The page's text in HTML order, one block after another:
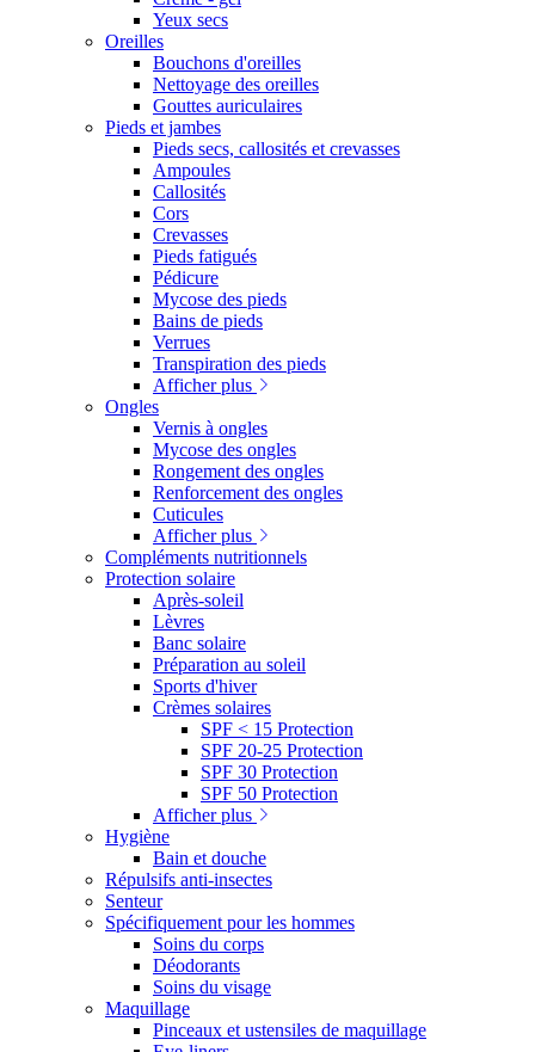
Yeux secs
Oreilles
Bouchons d'oreilles
Nettoyage des oreilles
Gouttes auriculaires
Pieds et jambes
Pieds secs, callosités et crevasses
Ampoules
Callosités
Cors
Crevasses
Pieds fatigués
Pédicure
Mycose des pieds
Bains de pieds
Verrues
Transpiration des pieds
Afficher plus
Ongles
Vernis à ongles
Mycose des ongles
Rongement des ongles
Renforcement des ongles
Cuticules
Afficher plus
Compléments nutritionnels
Protection solaire
Après-soleil
Lèvres
Banc solaire
Préparation au soleil
Sports d'hiver
Crèmes solaires
SPF < 15 Protection
SPF 20-25 Protection
SPF 30 Protection
SPF 50 Protection
Afficher plus
Hygiène
Bain et douche
Répulsifs anti-insectes
Senteur
Spécifiquement pour les hommes
Soins du corps
Déodorants
Soins du visage
Maquillage
Pinceaux et ustensiles de maquillage